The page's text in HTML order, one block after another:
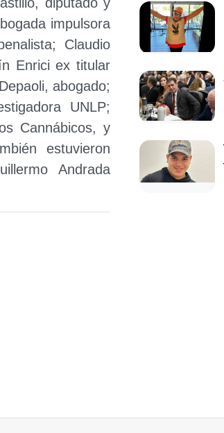
impulsora
Claudio
Enrici ex titular
abogado;
UNLP;
Cannábicos, y
estuvieron
Andrada